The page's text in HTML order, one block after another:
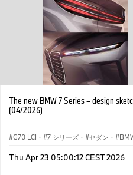
The new BMW 7 Series – design
(04/2026)
G70 LCI · 7 シリーズ · セダン ·
M モデル
Thu Apr 23 05:00:12 CEST 2026